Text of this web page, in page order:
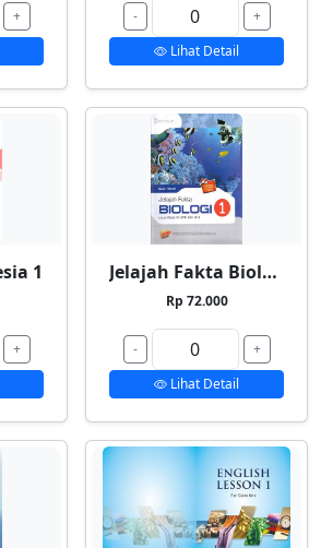
+
-
+
Lihat Detail
1
+
Jelajah Fakta Biologi 1
Rp 72.000
-
+
Lihat Detail